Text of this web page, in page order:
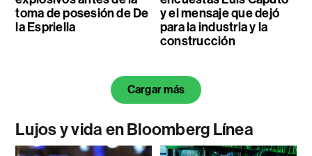
toma de posesión de De
la Espriella
y el mensaje que dejó
para la industria y la
construcción
Cargar más
Lujos y vida en Bloomberg Línea